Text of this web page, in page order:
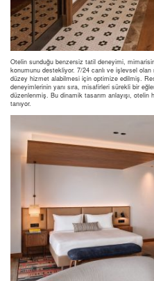
Otelin sunduğu benzersiz tatil deneyimi,
konumunu destekliyor. 7/24 canlı ve işlevsel
düzey hizmet alabilmesi için optimize edilmiş.
deneyimlerinin yanı sıra, misafirleri sürekli bir
düzenlenmiş. Bu dinamik tasarım anlayışı,
tanıyor.